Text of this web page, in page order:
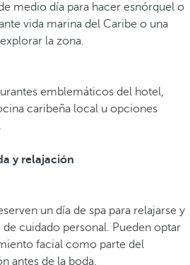
medio día para hacer esnórquel o
vida marina del Caribe o una
la zona.
emblemáticos del hotel,
caribeña local u opciones
y relajación
un día de spa para relajarse y
cuidado personal. Pueden optar
facial como parte del
antes de la boda.